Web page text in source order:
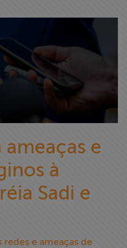
e
à
Sadi e
e ameaças de